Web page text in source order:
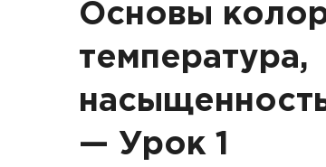
Основы
температура,
— Урок 1